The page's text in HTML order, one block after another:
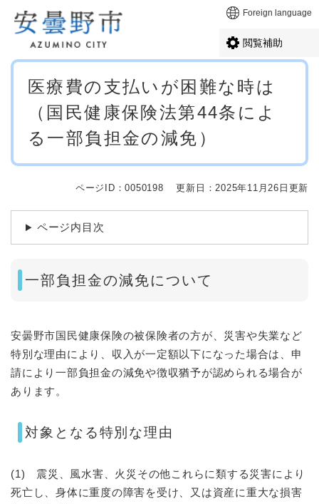
メニューを飛ばして本文へ Foreign language
閲覧補助
本
医療費の支払いが困難な時は
（国民健康保険法第44条によ
る一部負担金の減免）
ページID：0050198 更新日：2025年11月26日更新
ページ内目次
一部負担金の減免について
安曇野市国民健康保険の被保険者の方が、災害や失業など
特別な理由により、収入が一定額以下になった場合は、申
請により一部負担金の減免や徴収猶予が認められる場合が
あります。
対象となる特別な理由
(1) 震災、風水害、火災その他これらに類する災害により
死亡し、身体に重度の障害を受け、又は資産に重大な損害